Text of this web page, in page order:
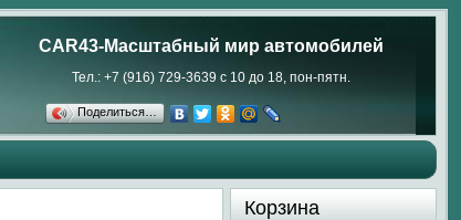
CAR43-Масштабный мир автомобилей
Тел.: +7 (916) 729-3639 с 10 до 18, пон-пятн.
Поделиться…
Корзина